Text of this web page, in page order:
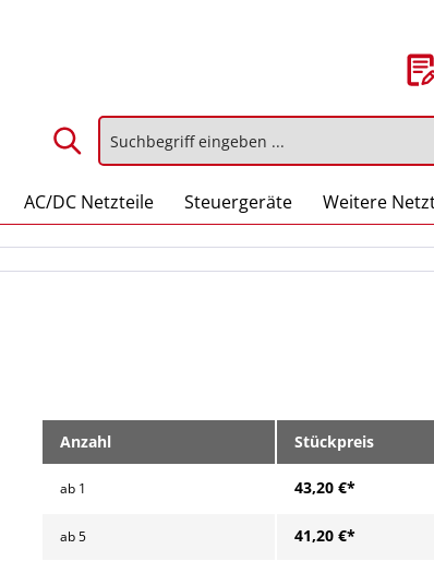
AC/DC Netzteile Steuergeräte Weitere
Anzahl Stückpreis
ab 1 43,20 €*
ab5 41,20 €*